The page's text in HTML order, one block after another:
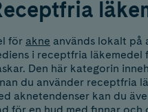
för akne används lokalt på
i receptfria
Den här kategorin
du använder receptfria
aknetendenser kan du